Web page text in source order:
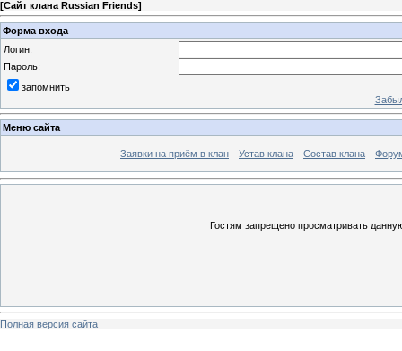
[Сайт клана Russian Friends]
Форма входа
Логин:
Пароль:
запомнить
Меню сайта
Заявки на приём в клан Устав клана Состав клана
Гостям запрещено просматривать
Полная версия сайта